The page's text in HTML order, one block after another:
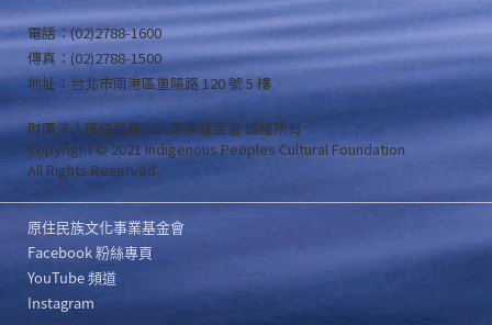
電話：(02)2788-1600
傳真：(02)2788-1500
地址：台北市南港區重陽路 120 號 5 樓
財團法人原住民族文化事業基金會 版權所有
Copyright © 2021 Indigenous Peoples Cultural Foundation
All Rights Reserved .
原住民族文化事業基金會
Facebook 粉絲專頁
YouTube 頻道
Instagram